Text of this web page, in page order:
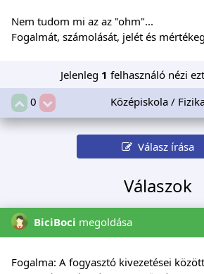
Nem tudom mi az az "ohm"...
Fogalmát, számolását, jelét és
Jelenleg 1 felhasználó nézi
0
Középiskola /
Válasz írása
Válaszok
BiciBoci megoldása
Fogalma: A fogyasztó kivezetései